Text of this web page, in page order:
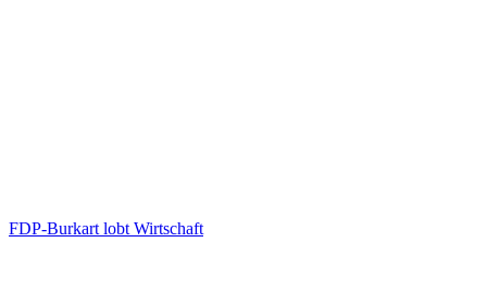
FDP-Burkart lobt Wirtschaft